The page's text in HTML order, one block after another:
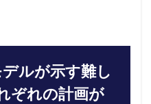
ルが示す難し
ぞれの計画が